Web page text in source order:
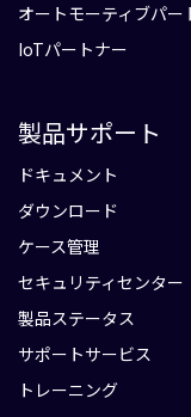
オートモーティブパー
IoTパートナー
製品サポート
ドキュメント
ダウンロード
ケース管理
セキュリティセンター
製品ステータス
サポートサービス
トレーニング